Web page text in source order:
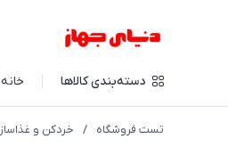
دسته‌بندی کالاها خانه
تست فروشگاه / خردکن و غذاساز